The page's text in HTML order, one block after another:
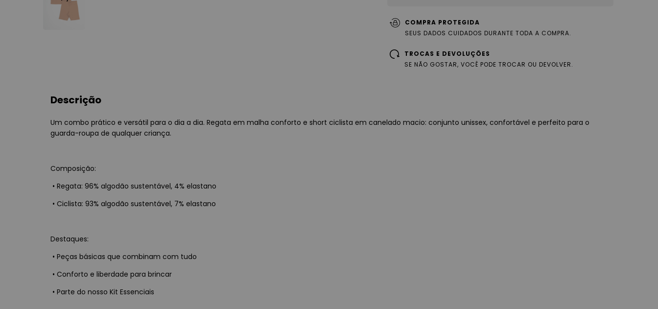
COMPRA PROTEGIDA
SEUS DADOS CUIDADOS DURANTE TODA A COMPRA.
TROCAS E DEVOLUÇÕES
SE NÃO GOSTAR, VOCÊ PODE TROCAR OU DEVOLVER.
Descrição
Um combo prático e versátil para o dia a dia. Regata em malha conforto e short ciclista em canelado macio: conjunto unissex, confortável e perfeito para o
guarda-roupa de qualquer criança.
Composição:
• Regata: 96% algodão sustentável, 4% elastano
• Ciclista: 93% algodão sustentável, 7% elastano
Destaques:
• Peças básicas que combinam com tudo
• Conforto e liberdade para brincar
• Parte do nosso Kit Essenciais